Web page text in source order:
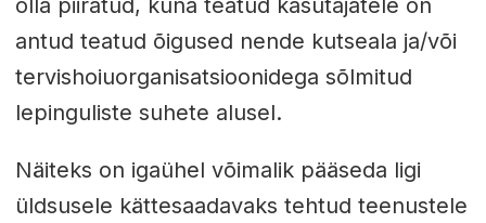
antud teatud õigused nende kutseala ja/või
tervishoiuorganisatsioonidega sõlmitud
lepinguliste suhete alusel.
Näiteks on igaühel võimalik pääseda ligi
üldsusele kättesaadavaks tehtud teenustele